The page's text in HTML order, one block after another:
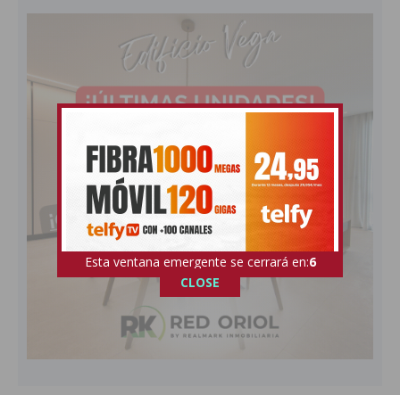
Esta ventana emergente se cerrará en:4
CLOSE